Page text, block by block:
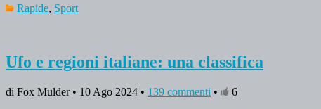
Rapide, Sport
Ufo e regioni italiane: una classifica
di Fox Mulder • 10 Ago 2024 • 139 commenti •
6